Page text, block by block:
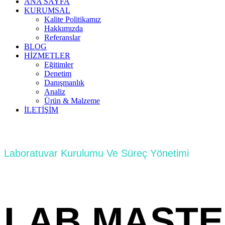
KURUMSAL
Kalite Politikamız
Hakkımızda
Referanslar
BLOG
HİZMETLER
Eğitimler
Denetim
Danışmanlık
Analiz
Ürün & Malzeme
İLETİŞİM
Laboratuvar Kurulumu Ve Süreç Yönetimi